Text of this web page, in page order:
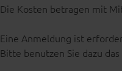
Die Kosten betragen mit
Eine Anmeldung ist
Bitte benutzen Sie dazu